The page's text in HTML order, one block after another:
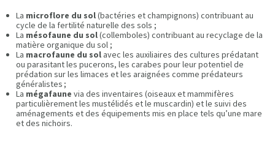
La microflore du sol(bactéries et champignons) contribuant au
cycle de la fertilité naturelle des sols ;
La mésofaune du sol(collemboles) contribuant au recyclage de la
matière organique du sol ;
La macrofaune du sol avec les auxiliaires des cultures prédatant
ou parasitant les pucerons, les carabes pour leur potentiel de
prédation sur les limaces et les araignées comme prédateurs
généralistes ;
La mégafaune via des inventaires (oiseaux et mammifères
particulièrement les mustélidés et le muscardin) et le suivi des
aménagements et des équipements mis en place tels qu’une mare
et des nichoirs.